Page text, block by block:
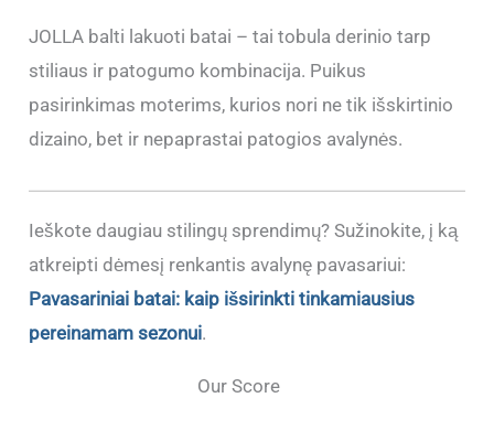
JOLLA balti lakuoti batai – tai tobula derinio tarp
stiliaus ir patogumo kombinacija. Puikus
pasirinkimas moterims, kurios nori ne tik išskirtinio
dizaino, bet ir nepaprastai patogios avalynės.
Ieškote daugiau stilingų sprendimų? Sužinokite, į ką
atkreipti dėmesį renkantis avalynę pavasariui:
Pavasariniai batai: kaip išsirinkti tinkamiausius
pereinamam sezonui.
Our Score